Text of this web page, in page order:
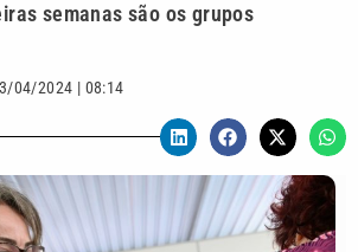
semanas são os grupos
04/2024 | 08:14